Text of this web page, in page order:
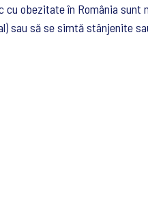
obezitate în România sunt
sau să se simtă stânjenite